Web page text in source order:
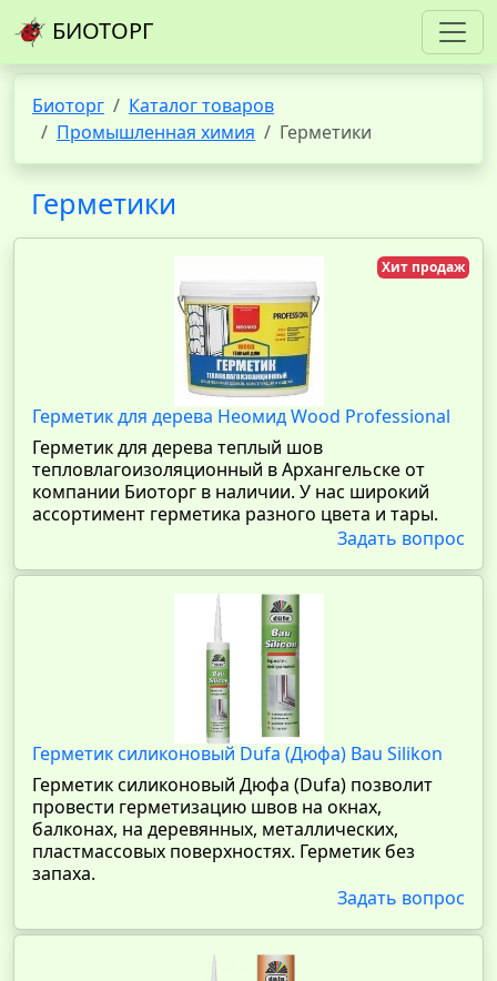
БИОТОРГ
Биоторг
Каталог товаров
Промышленная химия
Герметики
Герметики
Хит продаж
Герметик для дерева Неомид Wood Professional
Герметик для дерева теплый шов
тепловлагоизоляционный в Архангельске от
компании Биоторг в наличии. У нас широкий
ассортимент герметика разного цвета и тары.
Задать вопрос
Герметик силиконовый Dufa (Дюфа) Bau Silikon
Герметик силиконовый Дюфа (Dufa) позволит
провести герметизацию швов на окнах,
балконах, на деревянных, металлических,
пластмассовых поверхностях. Герметик без
запаха.
Задать вопрос